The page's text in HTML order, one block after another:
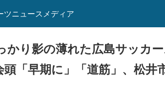
ツニュースメディア
かり影の薄れた広島サッカ
「早期に」「道筋」、松井